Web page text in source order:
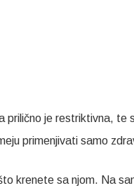
prilično je restriktivna, te
primenjivati samo
krenete sa njom. Na